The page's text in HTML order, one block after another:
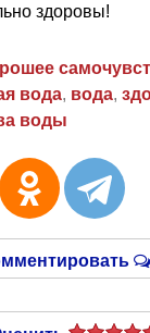
здоровы!
вода, вода,
воды